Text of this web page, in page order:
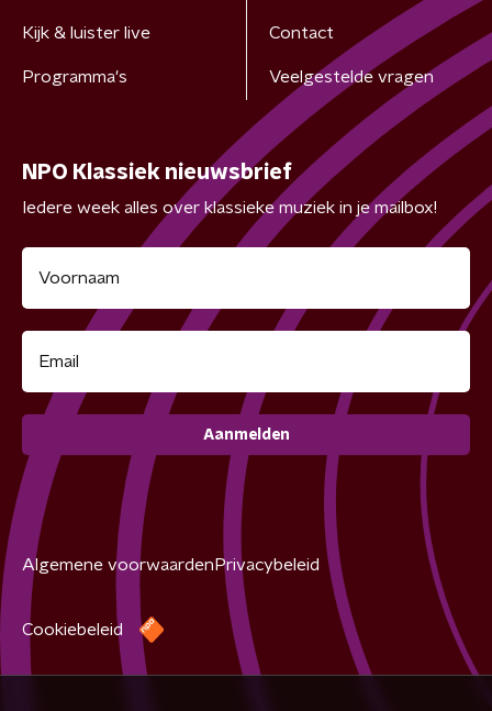
Kijk & luister live
Programma's
Contact
Veelgestelde vragen
NPO Klassiek nieuwsbrief
Iedere week alles over klassieke muziek in je mailbox!
Aanmelden
Algemene voorwaarden Privacybeleid
Cookiebeleid